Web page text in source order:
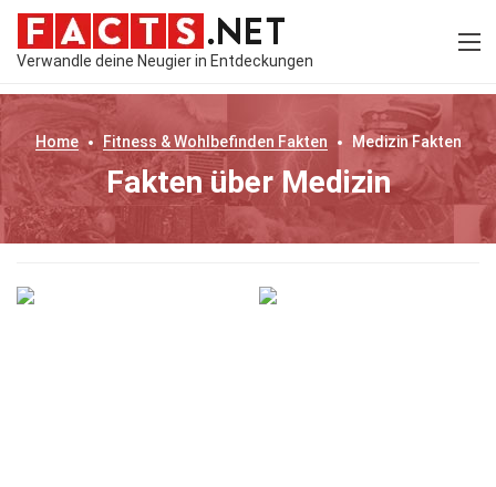
Verwandle deine Neugier in Entdeckungen
Home Fitness & Wohlbefinden Fakten MedizinFakten
Fakten über Medizin